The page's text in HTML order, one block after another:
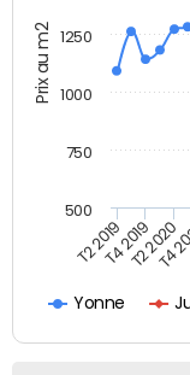
Prix au m2
Yonne
T2 2019T4 2019T2 2020
T4
500
750
1000
1250